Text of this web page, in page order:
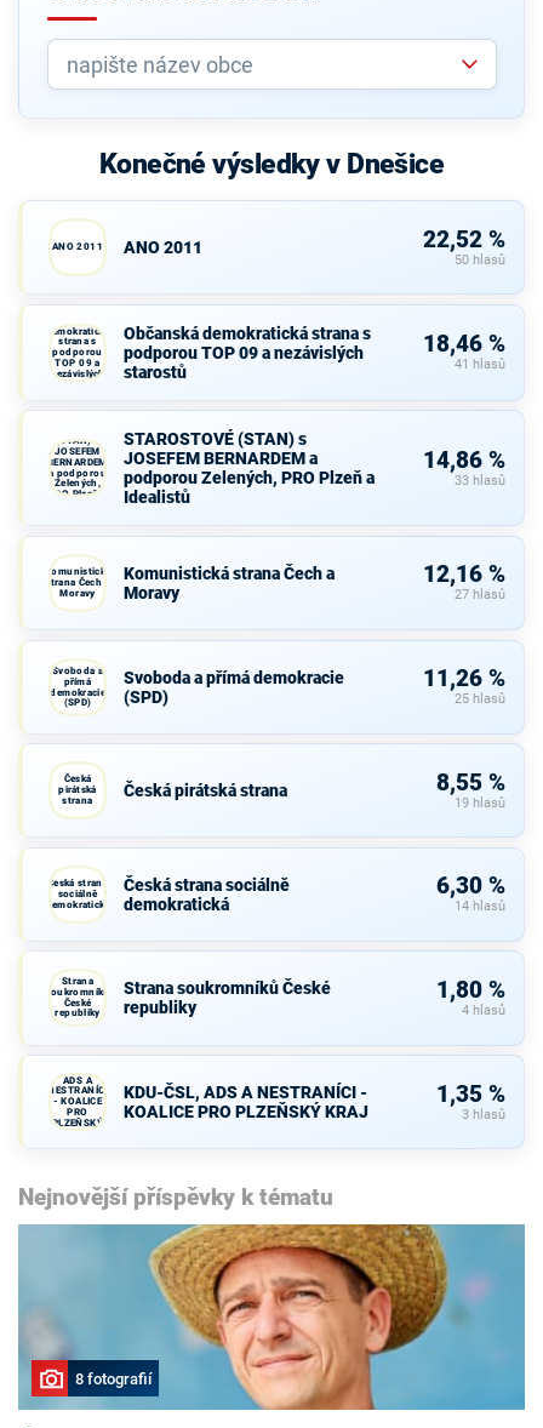
Konečné výsledky v Dnešice
ANO 2011 ANO 2011 22,52 %
50 hlasů
demokratická
strana s
podporou
TOP 09 a
nezávislých
starostů
Občanská demokratická strana s
podporou TOP 09 a nezávislých
starostů
18,46 %
41 hlasů
(STAN) s
JOSEFEM
BERNARDEM
a podporou
Zelených,
PRO Plzeň a
STAROSTOVÉ (STAN) s
JOSEFEM BERNARDEM a
podporou Zelených, PRO Plzeň a
Idealistů
14,86 %
33 hlasů
Komunistická
strana Čech a
Moravy
Komunistická strana Čech a
Moravy
12,16 %
27 hlasů
Svoboda a
přímá
demokracie
(SPD)
Svoboda a přímá demokracie
(SPD)
11,26 %
25 hlasů
Česká
pirátská
strana
Česká pirátská strana 8,55 %
19 hlasů
Česká strana
sociálně
demokratická
Česká strana sociálně
demokratická
6,30 %
14 hlasů
Strana
soukromníků
České
republiky
Strana soukromníků České
republiky
1,80 %
4 hlasů
ADS A
NESTRANÍCI
- KOALICE
PRO
PLZEŇSKÝ
KRAJ
KDU-ČSL, ADS A NESTRANÍCI -
KOALICE PRO PLZEŇSKÝ KRAJ
1,35 %
3 hlasů
Nejnovější příspěvky k tématu
8 fotografií